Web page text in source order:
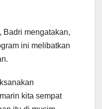
Badri mengatakan,
ini melibatkan
kita sempat